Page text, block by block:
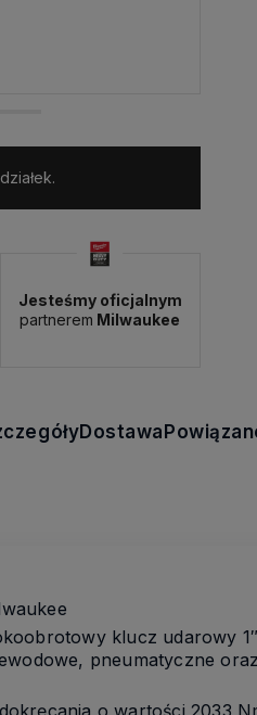
Jesteśmy oficjalnym
partnerem Milwaukee
Dostawa
klucz udarowy
pneumatyczne
o wartości 2033